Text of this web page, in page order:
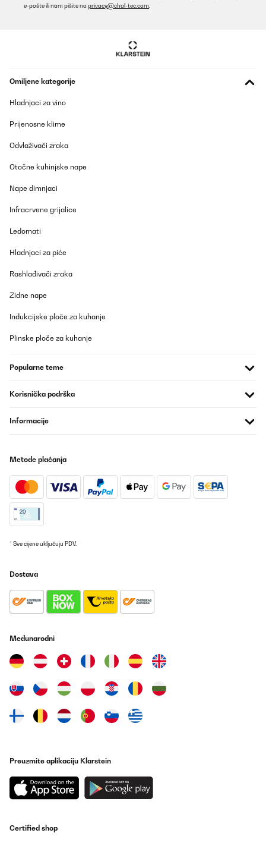
Envoie rapide soignée et très belle couleursPas encore essayer
Utilisateur d'Amazon
Prevedi
Envoie rapide soignée et très belle couleurs Pas encore essayer
Utilisateur d'Amazon
Sono molto contento è arrivato prima del previsto risolvendomi
Utente Amazon
Prevedi
e-pošte ili nam pišite na privacy@chal-tec.com
Omiljene kategorije
Hladnjaci za vino
Prijenosne klime
Odvlaživači zraka
Otočne kuhinjske nape
Nape dimnjaci
Infracrvene grijalice
Ledomati
Hladnjaci za piće
Rashlađivači zraka
Zidne nape
Indukcijske ploče za kuhanje
Plinske ploče za kuhanje
Popularne teme
Korisnička podrška
Informacije
Metode plaćanja
* Sve cijene uključuju PDV.
Dostava
Međunarodni
Preuzmite aplikaciju Klarstein
Certified shop